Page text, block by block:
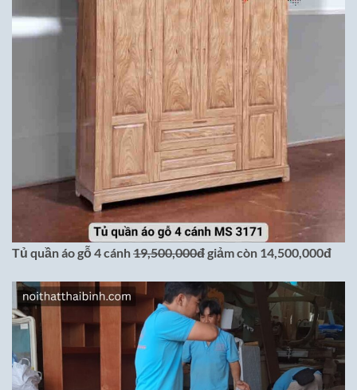
Tủ quần áo gỗ 4 cánh19,500,000đgiảm còn 14,500,000đ